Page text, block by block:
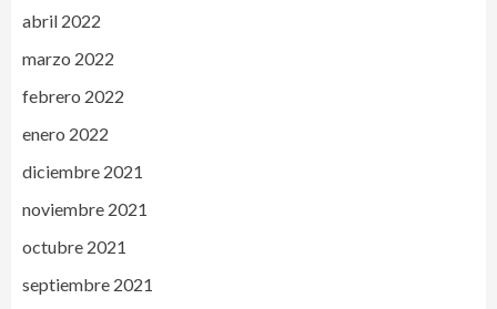
abril 2022
marzo 2022
febrero 2022
enero 2022
diciembre 2021
noviembre 2021
octubre 2021
septiembre 2021